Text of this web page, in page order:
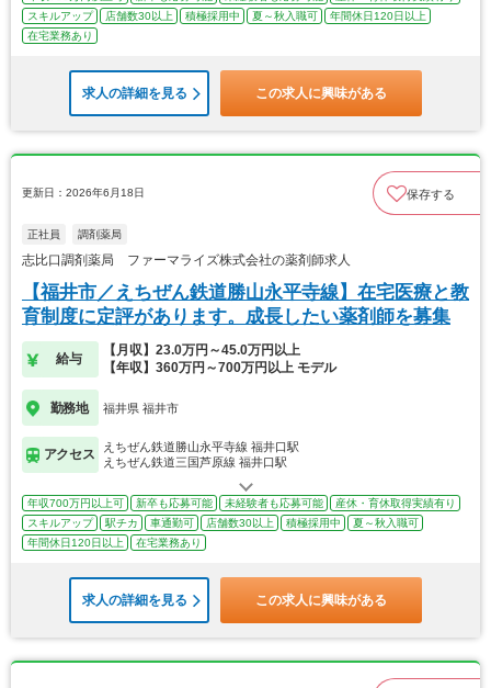
スキルアップ
店舗数30以上 積極採用中 夏～秋入職可
年間休日120日以上
在宅業務あり
求人の詳細を見る この求人に興味がある
更新日：2026年6月18日 保存する
正社員 調剤薬局
志比口調剤薬局 ファーマライズ株式会社の薬剤師求人
【福井市／えちぜん鉄道勝山永平寺線】在宅医療と教
育制度に定評があります。成長したい薬剤師を募集
給与
【月収】23.0万円～45.0万円以上
【年収】360万円～700万円以上 モデル
勤務地 福井県 福井市
アクセス
えちぜん鉄道勝山永平寺線 福井口駅
えちぜん鉄道三国芦原線 福井口駅
年収700万円以上可 新卒も応募可能 未経験者も応募可能
産休・育休取得実績有り
スキルアップ
駅チカ 車通勤可 店舗数30以上 積極採用中
夏～秋入職可
年間休日120日以上
在宅業務あり
求人の詳細を見る この求人に興味がある